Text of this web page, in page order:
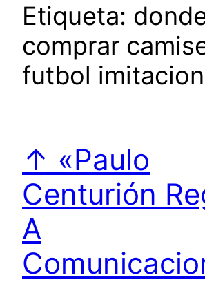
Etiqueta:
comprar
futbol imitacion
↑ «Paulo
Centurión
A